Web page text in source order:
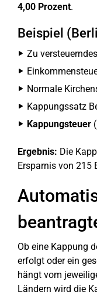
4,00 Prozent.
Beispiel
Zu
Normale
Kappungssatz
Kappungsteuer
Ergebnis: Die
Ersparnis von 215
Ob eine Kappung
erfolgt oder ein
hängt vom
Ländern wird die